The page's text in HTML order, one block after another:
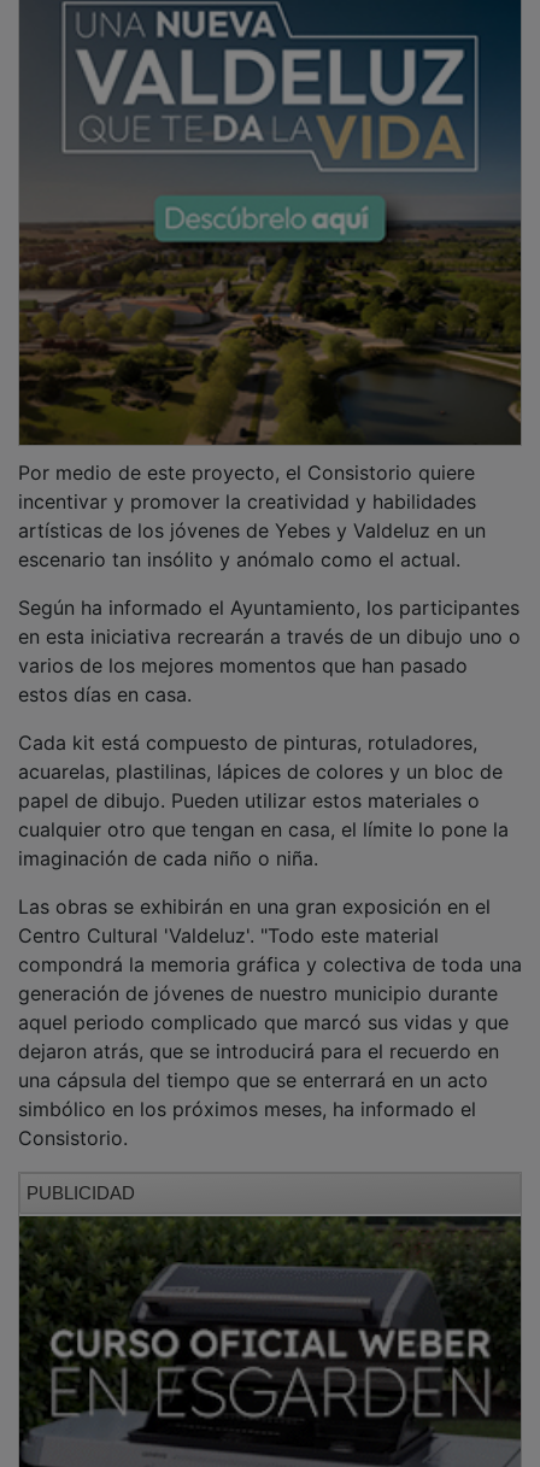
incentivar y promover la creatividad y habilidades
artísticas de los jóvenes de Yebes y Valdeluz en un
escenario tan insólito y anómalo como el actual.
en esta iniciativa recrearán a través de un dibujo uno o
varios de los mejores momentos que han pasado
estos días en casa.
acuarelas, plastilinas, lápices de colores y un bloc de
papel de dibujo. Pueden utilizar estos materiales o
cualquier otro que tengan en casa, el límite lo pone la
imaginación de cada niño o niña.
Centro Cultural 'Valdeluz'. "Todo este material
compondrá la memoria gráfica y colectiva de toda una
generación de jóvenes de nuestro municipio durante
aquel periodo complicado que marcó sus vidas y que
dejaron atrás, que se introducirá para el recuerdo en
una cápsula del tiempo que se enterrará en un acto
simbólico en los próximos meses, ha informado el
Consistorio.